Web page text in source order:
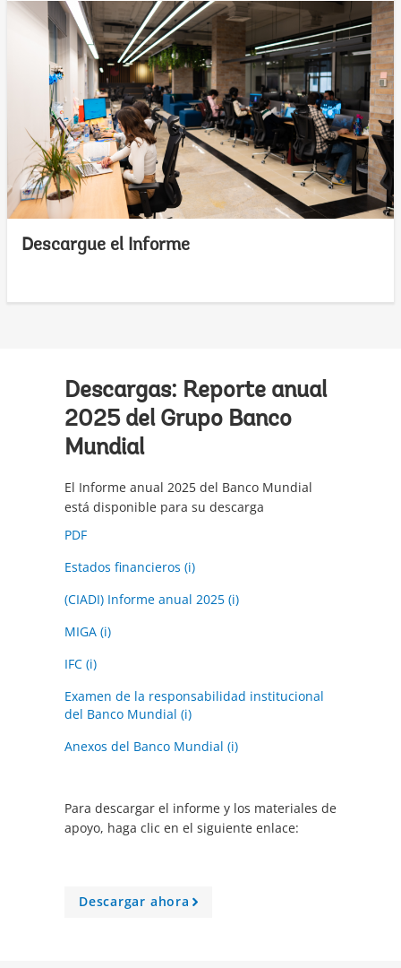
Descargue el Informe
Descargas: Reporte anual
2025 del Grupo Banco
Mundial
El Informe anual 2025 del Banco Mundial
está disponible para su descarga
PDF
Estados financieros (i)
(CIADI) Informe anual 2025 (i)
MIGA (i)
IFC (i)
Examen de la responsabilidad institucional
del Banco Mundial (i)
Anexos del Banco Mundial (i)
Para descargar el informe y los materiales de
apoyo, haga clic en el siguiente enlace:
Descargar ahora
A